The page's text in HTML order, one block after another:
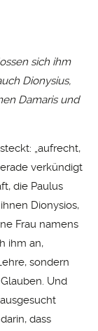
sich ihm
Dionysius,
Damaris und
„aufrecht,
verkündigt
die Paulus
Dionysios,
Frau namens
ihm an,
sondern
Und
dass